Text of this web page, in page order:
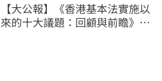
【大公報】《香港基本法實施以
來的十大議題：回顧與前瞻》新